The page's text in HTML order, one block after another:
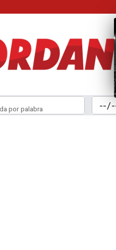
por palabra